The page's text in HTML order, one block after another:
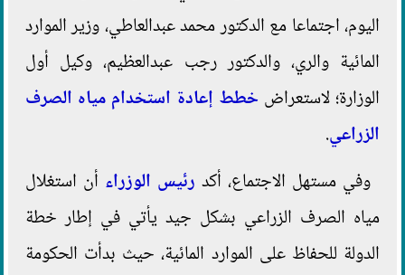
اليوم، اجتماعا مع الدكتور محمد عبدالعاطي، وزير الموارد
المائية والري، والدكتور رجب عبدالعظيم، وكيل أول
الوزارة؛ لاستعراض خطط إعادة استخدام مياه الصرف
الزراعي.
وفي مستهل الاجتماع، أكد رئيس الوزراء أن استغلال
مياه الصرف الزراعي بشكل جيد يأتي في إطار خطة
الدولة للحفاظ على الموارد المائية، حيث بدأت الحكومة